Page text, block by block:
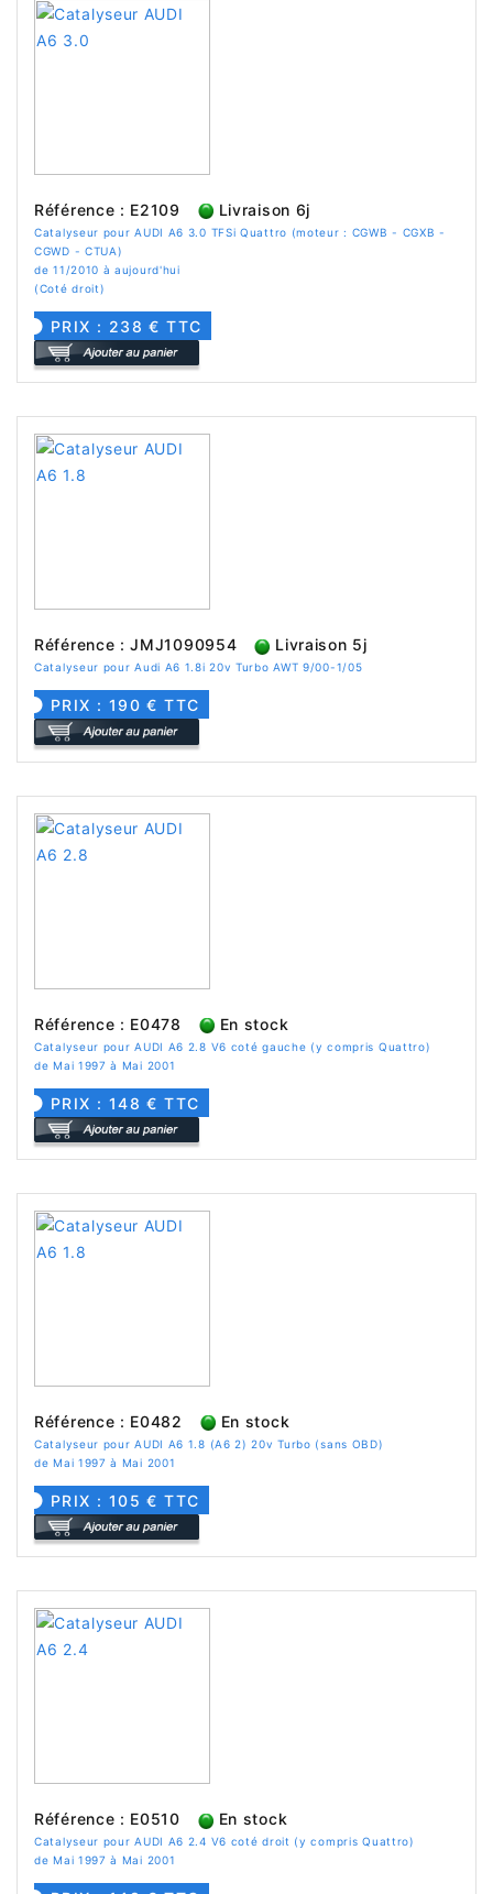
Référence : E2109 Livraison 6j
Catalyseur pour AUDI A6 3.0 TFSi Quattro (moteur : CGWB - CGXB -
CGWD - CTUA)
de 11/2010 à aujourd'hui
(Coté droit)
PRIX : 238 € TTC
Référence : JMJ1090954 Livraison 5j
Catalyseur pour Audi A6 1.8i 20v Turbo AWT 9/00-1/05
PRIX : 190 € TTC
Référence : E0478 En stock
Catalyseur pour AUDI A6 2.8 V6 coté gauche (y compris Quattro)
de Mai 1997 à Mai 2001
PRIX : 148 € TTC
Référence : E0482 En stock
Catalyseur pour AUDI A6 1.8 (A6 2) 20v Turbo (sans OBD)
de Mai 1997 à Mai 2001
PRIX : 105 € TTC
Référence : E0510 En stock
Catalyseur pour AUDI A6 2.4 V6 coté droit (y compris Quattro)
de Mai 1997 à Mai 2001